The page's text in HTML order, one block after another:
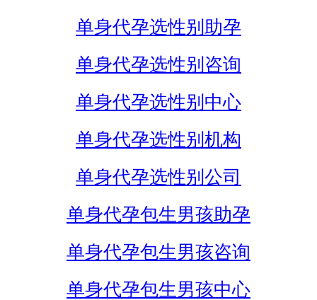
单身代孕选性别助孕
单身代孕选性别咨询
单身代孕选性别中心
单身代孕选性别机构
单身代孕选性别公司
单身代孕包生男孩助孕
单身代孕包生男孩咨询
单身代孕包生男孩中心